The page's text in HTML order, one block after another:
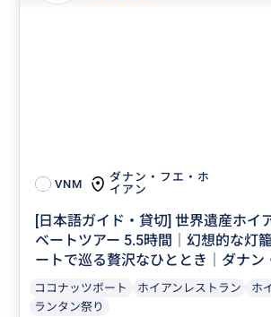
VNM
ダナン・フエ・ホ
イアン
[日本語ガイド・貸切] 世界遺産ホイ
ベートツアー 5.5時間｜幻想的な灯
ートで巡る贅沢なひととき｜ダナン
ココナッツボート ホイアンレストラン
ホ
ランタン祭り